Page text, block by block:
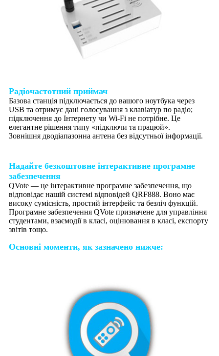
Радіочастотний приймач
Базова станція підключається до вашого ноутбука через
USB та отримує дані голосування з клавіатур по радіо;
підключення до Інтернету чи Wi-Fi не потрібне. Це
елегантне рішення типу «підключи та працюй».
Зовнішня дводіапазонна антена без відсутньої інформації.
Надайте безкоштовне інтерактивне програмне
забезпечення
QVote — це інтерактивне програмне забезпечення, що
відповідає нашій системі відповідей QRF888. Воно має
високу сумісність, простий інтерфейс та безліч функцій.
Програмне забезпечення QVote призначене для управління
студентами, взаємодії в класі, оцінювання в класі, експорту
звітів тощо.
Основні моменти, як зазначено нижче: